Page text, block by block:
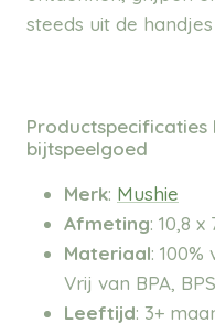
steeds uit de
Productspecificaties
bijtspeelgoed
Merk: Mushie
Afmeting: 10,8 x
Materiaal: 100%
Vrij van BPA,
Leeftijd: 3+